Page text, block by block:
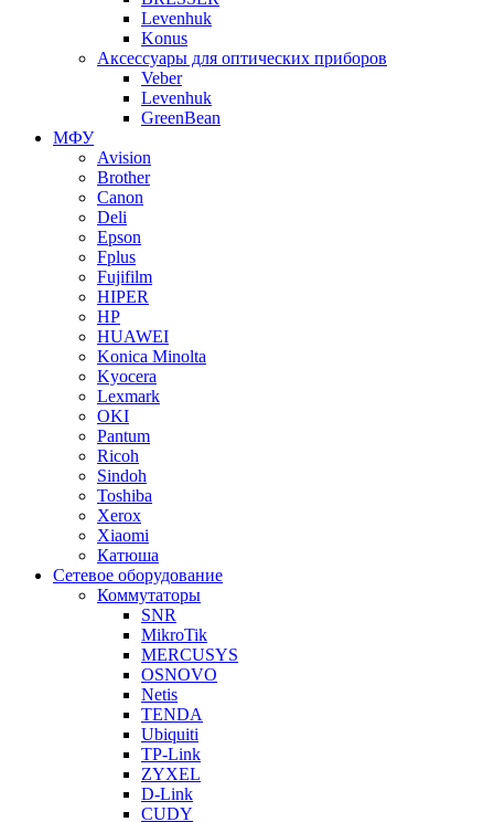
Levenhuk
Konus
Аксессуары для оптических приборов
Veber
Levenhuk
GreenBean
МФУ
Avision
Brother
Canon
Deli
Epson
Fplus
Fujifilm
HIPER
HP
HUAWEI
Konica Minolta
Kyocera
Lexmark
OKI
Pantum
Ricoh
Sindoh
Toshiba
Xerox
Xiaomi
Катюша
Сетевое оборудование
Коммутаторы
SNR
MikroTik
MERCUSYS
OSNOVO
Netis
TENDA
Ubiquiti
TP-Link
ZYXEL
D-Link
CUDY